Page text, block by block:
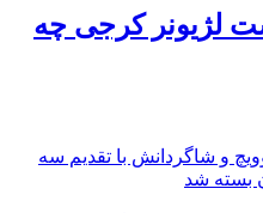
لژیونر کرجی چه